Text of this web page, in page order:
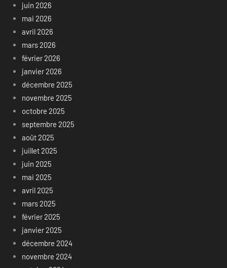
juin 2026
mai 2026
avril 2026
mars 2026
février 2026
janvier 2026
décembre 2025
novembre 2025
octobre 2025
septembre 2025
août 2025
juillet 2025
juin 2025
mai 2025
avril 2025
mars 2025
février 2025
janvier 2025
décembre 2024
novembre 2024